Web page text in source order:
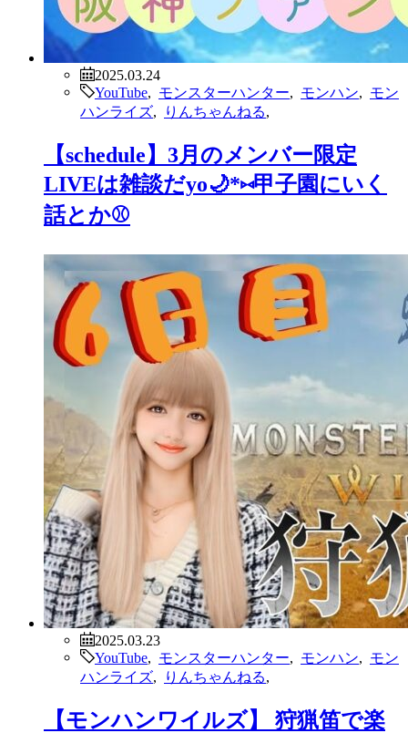
2025.03.24
YouTube
モンスターハンター モンハン
モン
ハンライズ
りんちゃんねる
【schedule】3月のメンバー限定
LIVEは雑談だyo🌙*⑅甲子園にいく
話とか⚾️
2025.03.23
YouTube
モンスターハンター モンハン
モン
ハンライズ
りんちゃんねる
【モンハンワイルズ】 狩猟笛で楽